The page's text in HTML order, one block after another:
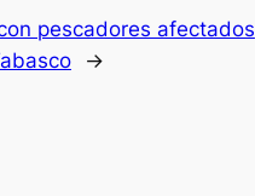
pescadores afectados
→